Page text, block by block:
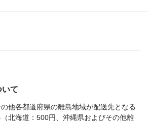
て
他各都道府県の離島地域が配送先となる
北海道：500円、沖縄県およびその他離